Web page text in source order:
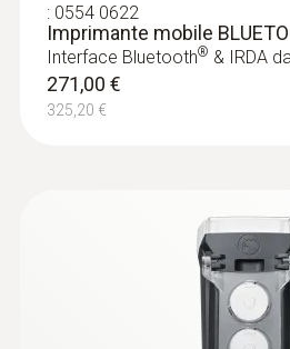
: 0554 0622
Imprimante mobile
Interface Bluetooth® & IRDA
271,00 €
325,20 €